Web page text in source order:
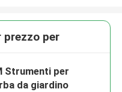
per
Strumenti per
da giardino